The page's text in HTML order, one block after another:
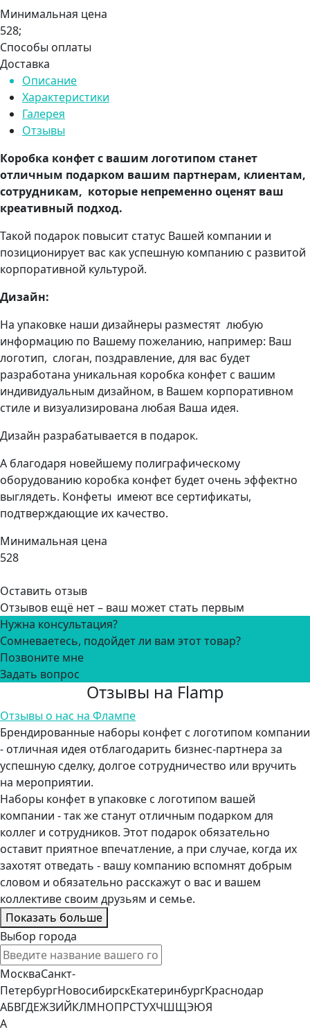
Минимальная цена
528;
Способы оплаты
Доставка
Описание
Характеристики
Галерея
Отзывы
Коробка конфет с вашим логотипом станет
отличным подарком вашим партнерам, клиентам,
сотрудникам, которые непременно оценят ваш
креативный подход.
Такой подарок повысит статус Вашей компании и
позиционирует вас как успешную компанию с развитой
корпоративной культурой.
Дизайн:
На упаковке наши дизайнеры разместят любую
информацию по Вашему пожеланию, например: Ваш
логотип, слоган, поздравление, для вас будет
разработана уникальная коробка конфет с вашим
индивидуальным дизайном, в Вашем корпоративном
стиле и визуализирована любая Ваша идея.
Дизайн разрабатывается в подарок.
А благодаря новейшему полиграфическому
оборудованию коробка конфет будет очень эффектно
выглядеть. Конфеты имеют все сертификаты,
подтверждающие их качество.
Минимальная цена
528
Оставить отзыв
Отзывов ещё нет – ваш может стать первым
Нужна консультация?
Сомневаетесь, подойдет ли вам этот товар?
Позвоните мне
Задать вопрос
Отзывы на Flamp
Отзывы о нас на Флампе
Брендированные наборы конфет с логотипом компании
- отличная идея отблагодарить бизнес-партнера за
успешную сделку, долгое сотрудничество или вручить
на мероприятии.
Наборы конфет в упаковке с логотипом вашей
компании - так же станут отличным подарком для
коллег и сотрудников. Этот подарок обязательно
оставит приятное впечатление, а при случае, когда их
захотят отведать - вашу компанию вспомнят добрым
словом и обязательно расскажут о вас и вашем
коллективе своим друзьям и семье.
Показать больше
Выбор города
МоскваСанкт-
ПетербургНовосибирскЕкатеринбургКраснодар
АБВГДЕЖЗИЙКЛМНОПРСТУХЧШЩЭЮЯ
А